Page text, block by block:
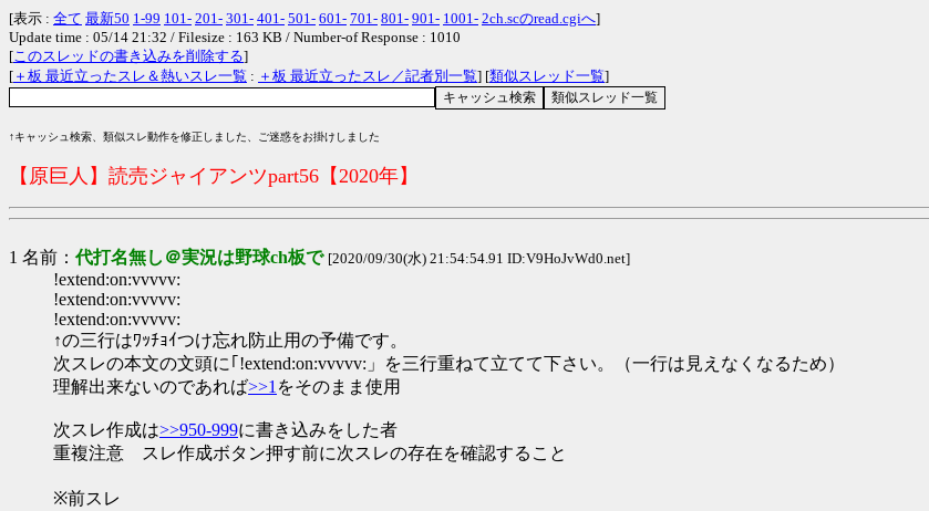
[表示 : 全て 最新50 1-99 101- 201- 301- 401- 501- 601- 701- 801- 901- 1001- 2ch.scのread.cgiへ]
Update time : 05/14 21:32 / Filesize : 163 KB / Number-of Response : 1010
[このスレッドの書き込みを削除する]
[ ＋板 最近立ったスレ＆熱いスレ一覧 : ＋板 最近立ったスレ／記者別一覧] [類似スレッド一覧]
↑キャッシュ検索、類似スレ動作を修正しました、ご迷惑をお掛けしました
【原巨人】読売ジャイアンツpart56【2020年】
1 名前： 代打名無し＠実況は野球ch板で [2020/09/30(水) 21:54:54.91 ID:V9HoJvWd0.net]
!extend:on:vvvvv:
!extend:on:vvvvv:
!extend:on:vvvvv:
↑の三行はﾜｯﾁｮｲつけ忘れ防止用の予備です。
次スレの本文の文頭に｢!extend:on:vvvvv:」を三行重ねて立てて下さい。（一行は見えなくなるため）
理解出来ないのであれば>>1 をそのまま使用
次スレ作成は>>950-999に書き込みをした者
重複注意 スレ作成ボタン押す前に次スレの存在を確認すること
※前スレ